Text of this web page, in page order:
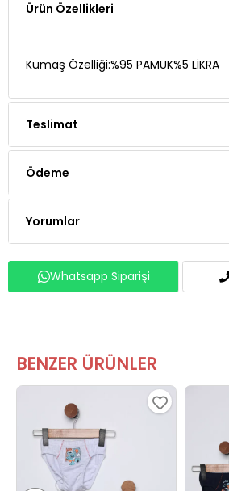
Ürün Özellikleri
Kumaş Özelliği:%95 PAMUK%5 LİKRA
Teslimat
Ödeme
Yorumlar
Whatsapp Siparişi
BENZER ÜRÜNLER